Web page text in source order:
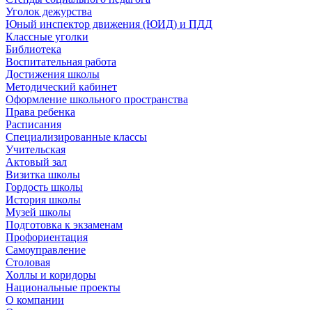
Уголок дежурства
Юный инспектор движения (ЮИД) и ПДД
Классные уголки
Библиотека
Воспитательная работа
Достижения школы
Методический кабинет
Оформление школьного пространства
Права ребенка
Расписания
Специализированные классы
Учительская
Актовый зал
Визитка школы
Гордость школы
История школы
Музей школы
Подготовка к экзаменам
Профориентация
Самоуправление
Столовая
Холлы и коридоры
Национальные проекты
О компании